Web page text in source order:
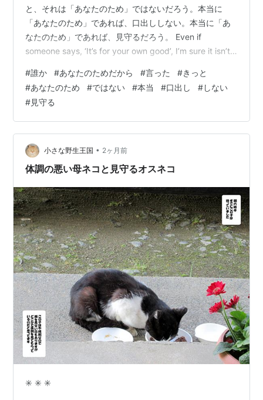
と、それは「あなたのため」ではないだろう。本当に
「あなたのため」であれば、口出ししない。本当に「あ
なたのため」であれば、見守るだろう。 Even if
someone says, ‘It’s for your own good’, I’m sure it isn’t
good’, they wouldn’t interfere.If it were truly ‘for your
own good’, they would sim…
#誰か #あなたのためだから #言った #きっと
#あなたのため #ではない #本当 #口出し #しない
#見守る
小さな野生王国 • 2ヶ月前
体調の悪い母ネコと見守るオスネコ
✳️ ✳️ ✳️